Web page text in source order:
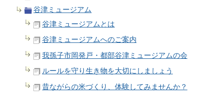
谷津ミュージアム
谷津ミュージアムとは
谷津ミュージアムへのご案内
我孫子市岡発戸・都部谷津ミュージアムの会
ルールを守り生き物を大切にしましょう
昔ながらの米づくり、体験してみませんか？